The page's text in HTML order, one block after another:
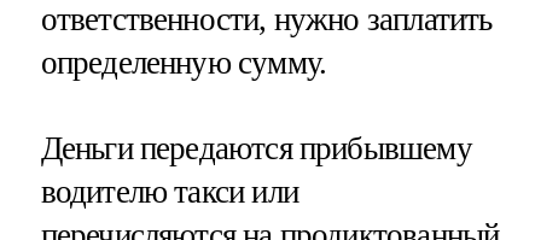
ответственности, нужно заплатить
определенную сумму.
Деньги передаются прибывшему
водителю такси или